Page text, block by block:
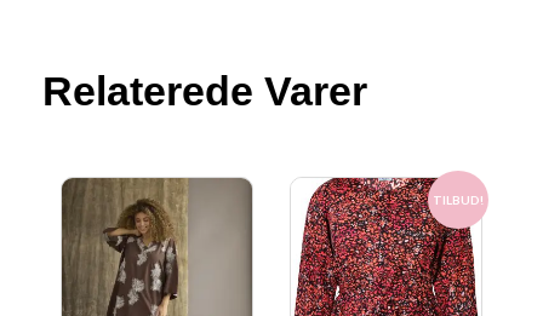
Relaterede Varer
TILBUD!
Den
oprindelige
pris
var:
400.00 kr..
Den
aktuelle
pris
er:
200.00 kr..